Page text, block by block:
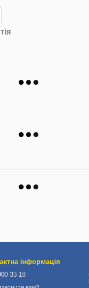
інформація
33-18